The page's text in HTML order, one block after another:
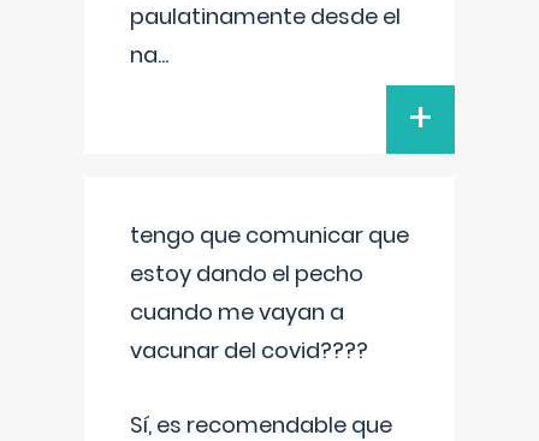
paulatinamente desde el
na...
+
tengo que comunicar que
estoy dando el pecho
cuando me vayan a
vacunar del covid????
Sí, es recomendable que